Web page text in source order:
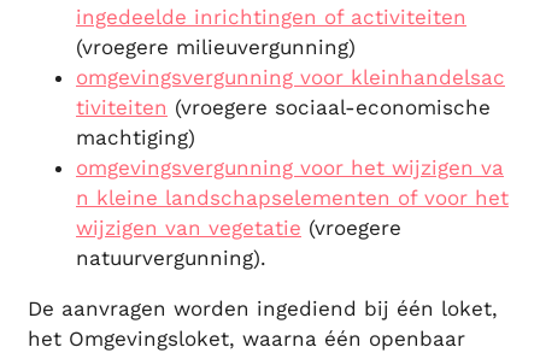
ingedeelde inrichtingen of activiteiten
(vroegere milieuvergunning)
omgevingsvergunning voor kleinhandelsac
tiviteiten (vroegere sociaal-economische
machtiging)
omgevingsvergunning voor het wijzigen va
n kleine landschapselementen of voor het
wijzigen van vegetatie (vroegere
natuurvergunning).
De aanvragen worden ingediend bij één loket,
het Omgevingsloket, waarna één openbaar